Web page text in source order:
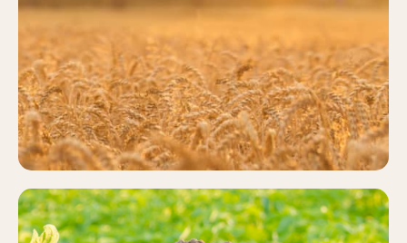
CEREALES
Más información